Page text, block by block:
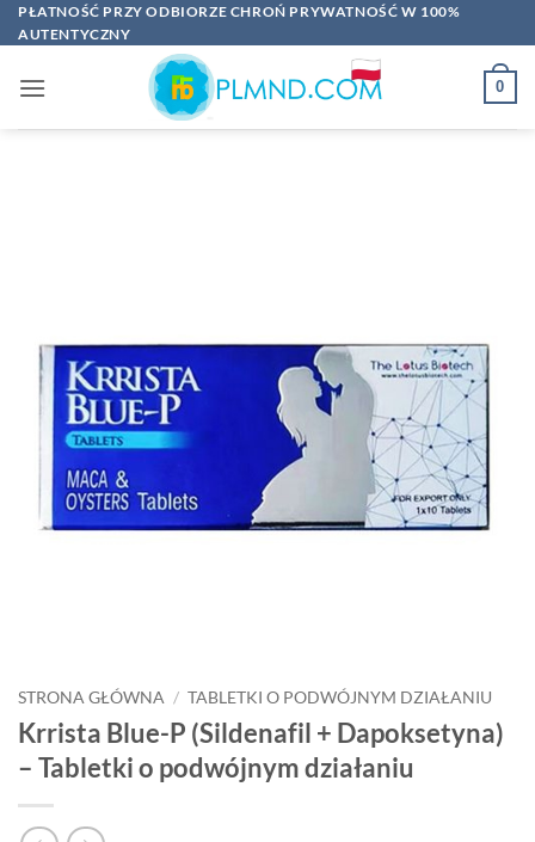
Przewiń
do
PŁATNOŚĆ PRZY ODBIORZE CHROŃ PRYWATNOŚĆ W 100%
AUTENTYCZNY
0
STRONA GŁÓWNA / TABLETKI O PODWÓJNYM DZIAŁANIU
Krrista Blue-P (Sildenafil + Dapoksetyna)
– Tabletki o podwójnym działaniu